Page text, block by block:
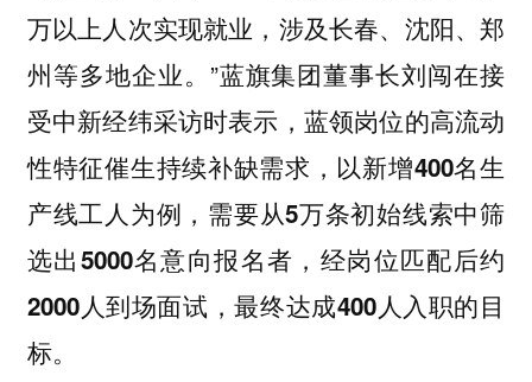
万以上人次实现就业，涉及长春、沈阳、郑
州等多地企业。”蓝旗集团董事长刘闯在接
受中新经纬采访时表示， 蓝领岗位的高流动
性特征催生持续补缺需求，以新增400名生
产线工人为例，需要从5万条初始线索中筛
选出5000名意向报名者，经岗位匹配后约
2000人到场面试，最终达成400人入职的目
标。